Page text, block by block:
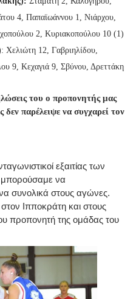
4, Παπαϊωάννου 1, Νιάρχου,
2, Κυριακοπούλου 10 (1)
: Χελιώτη 12, Γαβριηλίδου,
9, Κεχαγιά 9, Σβύνου, Δρεττάκη
του ο προπονητής μας
παρέλειψε να συγχαρεί τον
εξαιτίας των
να
συνολικά στους αγώνες.
Ιπποκράτη και στους
προπονητή της ομάδας του